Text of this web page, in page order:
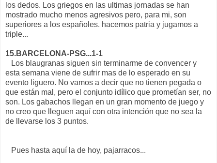
los dedos. Los griegos en las ultimas jornadas se han
mostrado mucho menos agresivos pero, para mi, son
superiores a los españoles. hacemos patria y jugamos a
triple...
15.BARCELONA-PSG...1-1
Los blaugranas siguen sin terminarme de convencer y
esta semana viene de sufrir mas de lo esperado en su
evento liguero. No vamos a decir que no tienen pegada o
que están mal, pero el conjunto idílico que prometían ser, no
son. Los gabachos llegan en un gran momento de juego y
no creo que lleguen aquí con otra intención que no sea la
de llevarse los 3 puntos.
Pues hasta aquí la de hoy, pajarracos...